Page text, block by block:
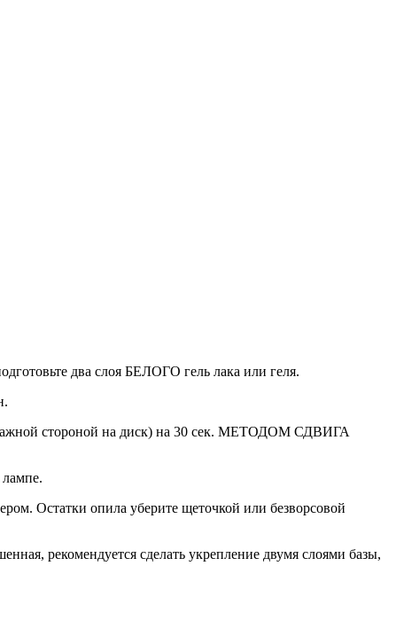
два слоя БЕЛОГО гель лака или геля.
стороной на диск) на 30 сек. МЕТОДОМ СДВИГА
лампе.
Остатки опила уберите щеточкой или безворсовой
рекомендуется сделать укрепление двумя слоями базы,